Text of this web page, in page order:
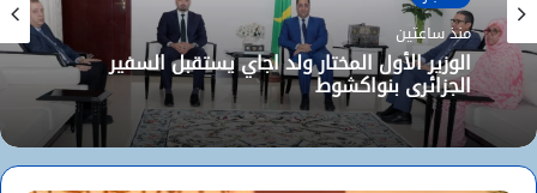
منذ ساعتين
الوزير الأول المختار ولد اجاي يستقبل السفير
الجزائري بنواكشوط